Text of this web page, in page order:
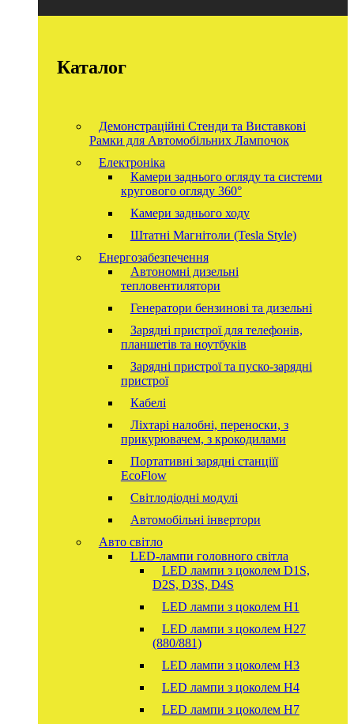
Каталог
Демонстраційні Стенди та Виставкові
Рамки для Автомобільних Лампочок
Електроніка
Камери заднього огляду та системи
кругового огляду 360°
Камери заднього ходу
Штатні Магнітоли (Tesla Style)
Енергозабезпечення
Автономні дизельні
тепловентилятори
Генератори бензинові та дизельні
Зарядні пристрої для телефонів,
планшетів та ноутбуків
Зарядні пристрої та пуско-зарядні
пристрої
Кабелі
Ліхтарі налобні, переноски, з
прикурювачем, з крокодилами
Портативні зарядні станціїї
EcoFlow
Світлодіодні модулі
Автомобільні інвертори
Авто світло
LED-лампи головного світла
LED лампи з цоколем D1S,
D2S, D3S, D4S
LED лампи з цоколем H1
LED лампи з цоколем H27
(880/881)
LED лампи з цоколем H3
LED лампи з цоколем H4
LED лампи з цоколем H7